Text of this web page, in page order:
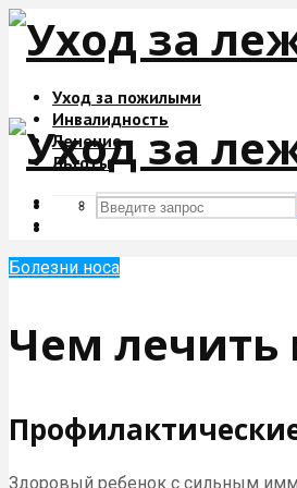
Уход за пожилыми
Инвалидность
Лечение
Льготы
Болезни носа
Чем лечить
Здоровый ребенок с сильным